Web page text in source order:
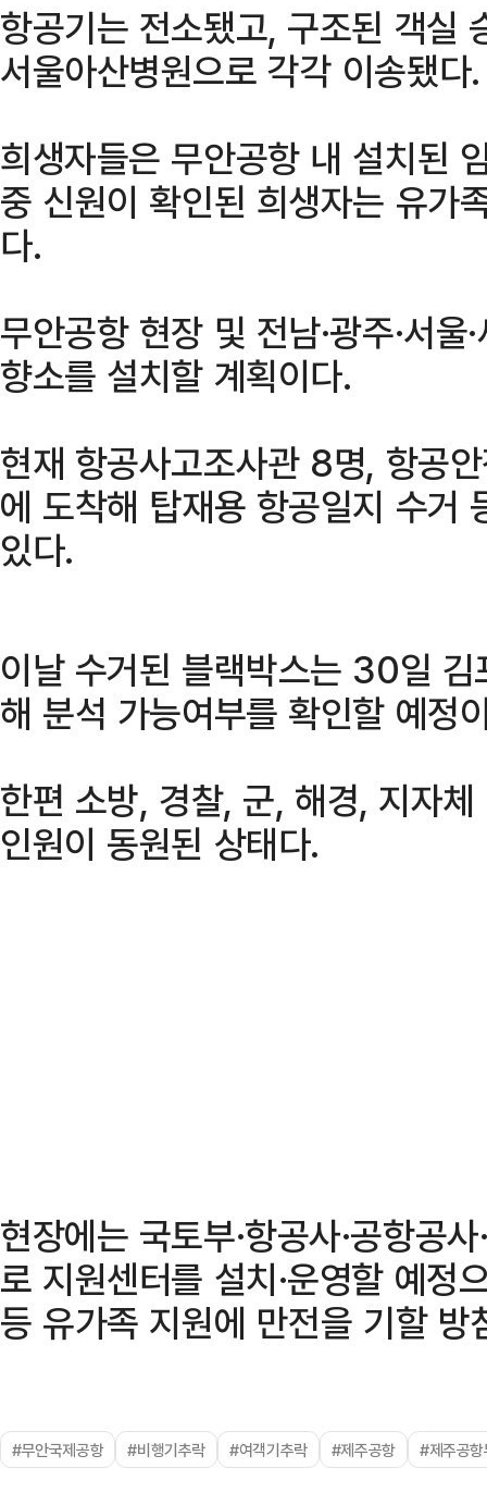
항공기는 전소됐고, 구조된 객실
서울아산병원으로 각각 이송됐다.
희생자들은 무안공항 내 설치된
중 신원이 확인된 희생자는 유가
다.
무안공항 현장 및 전남·광주·서
향소를 설치할 계획이다.
현재 항공사고조사관 8명, 항공
에 도착해 탑재용 항공일지 수거
있다.
이날 수거된 블랙박스는 30일
해 분석 가능여부를 확인할 예정
한편 소방, 경찰, 군, 해경, 지자
인원이 동원된 상태다.
현장에는 국토부·항공사·공항공
로 지원센터를 설치·운영할 예정
등 유가족 지원에 만전을 기할 방
#무안국제공항 #비행기추락 #여객기추락 #제주공항 #제주공